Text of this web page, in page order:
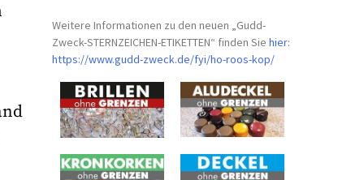
Weitere Informationen zu den neuen „Gudd-
Zweck-STERNZEICHEN-ETIKETTEN“ finden Siehier:
https://www.gudd-zweck.de/fyi/ho-roos-kop/